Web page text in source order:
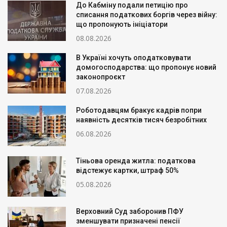
До Кабміну подали петицію про
списання податкових боргів через війну:
що пропонують ініціатори
08.08.2026
В Україні хочуть оподатковувати
домогосподарства: що пропонує новий
законопроєкт
07.08.2026
Роботодавцям бракує кадрів попри
наявність десятків тисяч безробітних
06.08.2026
Тіньова оренда житла: податкова
відстежує картки, штраф 50%
05.08.2026
Верховний Суд заборонив ПФУ
зменшувати призначені пенсії